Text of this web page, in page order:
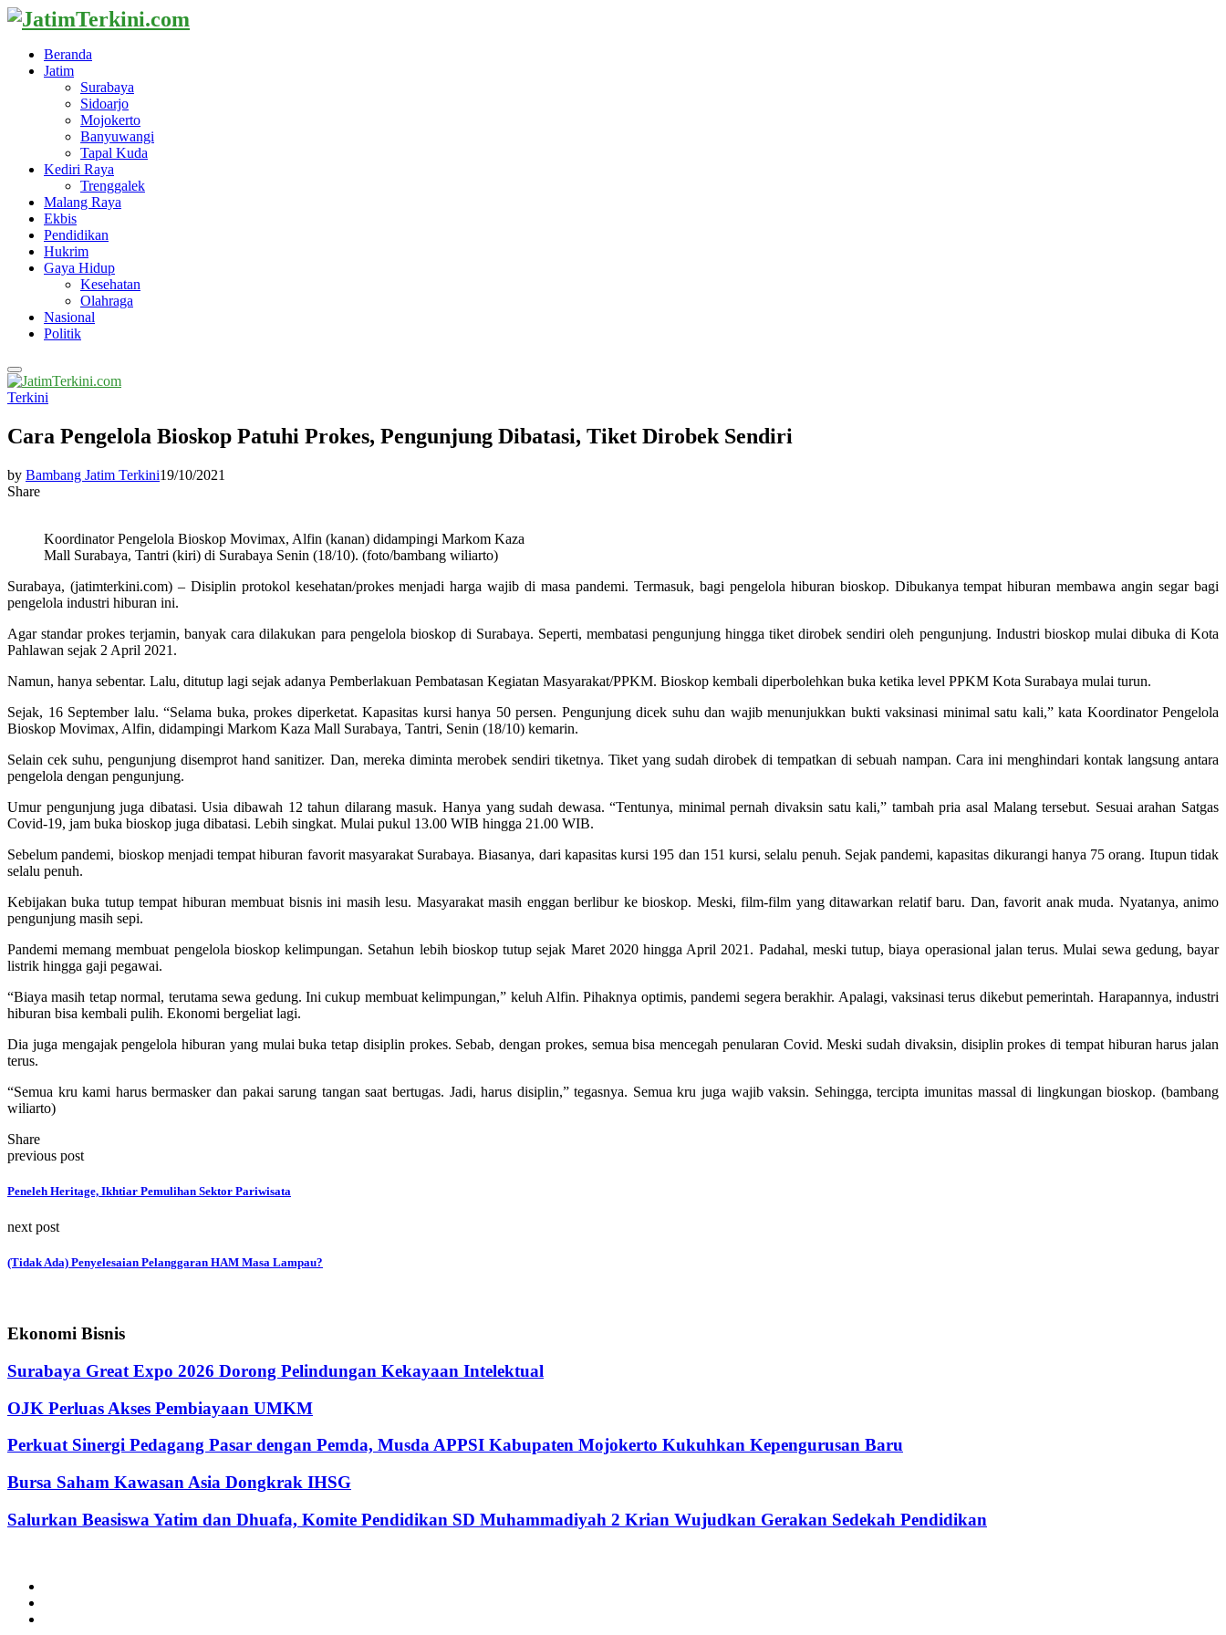
Beranda
Jatim
Surabaya
Sidoarjo
Mojokerto
Banyuwangi
Tapal Kuda
Kediri Raya
Trenggalek
Malang Raya
Ekbis
Pendidikan
Hukrim
Gaya Hidup
Kesehatan
Olahraga
Nasional
Politik
Primary
Menu
Terkini
Cara Pengelola Bioskop Patuhi Prokes, Pengunjung Dibatasi, Tiket Dirobek Sendiri
by Bambang Jatim Terkini19/10/2021
Share
Koordinator Pengelola Bioskop Movimax, Alfin (kanan) didampingi Markom Kaza
Mall Surabaya, Tantri (kiri) di Surabaya Senin (18/10). (foto/bambang wiliarto)
Surabaya, (jatimterkini.com) – Disiplin protokol kesehatan/prokes menjadi harga wajib di masa pandemi. Termasuk, bagi pengelola hiburan bioskop. Dibukanya tempat hiburan membawa angin segar bagi
pengelola industri hiburan ini.
Agar standar prokes terjamin, banyak cara dilakukan para pengelola bioskop di Surabaya. Seperti, membatasi pengunjung hingga tiket dirobek sendiri oleh pengunjung. Industri bioskop mulai dibuka di Kota
Pahlawan sejak 2 April 2021.
Namun, hanya sebentar. Lalu, ditutup lagi sejak adanya Pemberlakuan Pembatasan Kegiatan Masyarakat/PPKM. Bioskop kembali diperbolehkan buka ketika level PPKM Kota Surabaya mulai turun.
Sejak, 16 September lalu. “Selama buka, prokes diperketat. Kapasitas kursi hanya 50 persen. Pengunjung dicek suhu dan wajib menunjukkan bukti vaksinasi minimal satu kali,” kata Koordinator Pengelola
Bioskop Movimax, Alfin, didampingi Markom Kaza Mall Surabaya, Tantri, Senin (18/10) kemarin.
Selain cek suhu, pengunjung disemprot hand sanitizer. Dan, mereka diminta merobek sendiri tiketnya. Tiket yang sudah dirobek di tempatkan di sebuah nampan. Cara ini menghindari kontak langsung antara
pengelola dengan pengunjung.
Umur pengunjung juga dibatasi. Usia dibawah 12 tahun dilarang masuk. Hanya yang sudah dewasa. “Tentunya, minimal pernah divaksin satu kali,” tambah pria asal Malang tersebut. Sesuai arahan Satgas
Covid-19, jam buka bioskop juga dibatasi. Lebih singkat. Mulai pukul 13.00 WIB hingga 21.00 WIB.
Sebelum pandemi, bioskop menjadi tempat hiburan favorit masyarakat Surabaya. Biasanya, dari kapasitas kursi 195 dan 151 kursi, selalu penuh. Sejak pandemi, kapasitas dikurangi hanya 75 orang. Itupun tidak
selalu penuh.
Kebijakan buka tutup tempat hiburan membuat bisnis ini masih lesu. Masyarakat masih enggan berlibur ke bioskop. Meski, film-film yang ditawarkan relatif baru. Dan, favorit anak muda. Nyatanya, animo
pengunjung masih sepi.
Pandemi memang membuat pengelola bioskop kelimpungan. Setahun lebih bioskop tutup sejak Maret 2020 hingga April 2021. Padahal, meski tutup, biaya operasional jalan terus. Mulai sewa gedung, bayar
listrik hingga gaji pegawai.
“Biaya masih tetap normal, terutama sewa gedung. Ini cukup membuat kelimpungan,” keluh Alfin. Pihaknya optimis, pandemi segera berakhir. Apalagi, vaksinasi terus dikebut pemerintah. Harapannya, industri
hiburan bisa kembali pulih. Ekonomi bergeliat lagi.
Dia juga mengajak pengelola hiburan yang mulai buka tetap disiplin prokes. Sebab, dengan prokes, semua bisa mencegah penularan Covid. Meski sudah divaksin, disiplin prokes di tempat hiburan harus jalan
terus.
“Semua kru kami harus bermasker dan pakai sarung tangan saat bertugas. Jadi, harus disiplin,” tegasnya. Semua kru juga wajib vaksin. Sehingga, tercipta imunitas massal di lingkungan bioskop. (bambang
wiliarto)
Share
previous post
Peneleh Heritage, Ikhtiar Pemulihan Sektor Pariwisata
next post
(Tidak Ada) Penyelesaian Pelanggaran HAM Masa Lampau?
Ekonomi Bisnis
Surabaya Great Expo 2026 Dorong Pelindungan Kekayaan Intelektual
OJK Perluas Akses Pembiayaan UMKM
Perkuat Sinergi Pedagang Pasar dengan Pemda, Musda APPSI Kabupaten Mojokerto Kukuhkan Kepengurusan Baru
Bursa Saham Kawasan Asia Dongkrak IHSG
Salurkan Beasiswa Yatim dan Dhuafa, Komite Pendidikan SD Muhammadiyah 2 Krian Wujudkan Gerakan Sedekah Pendidikan